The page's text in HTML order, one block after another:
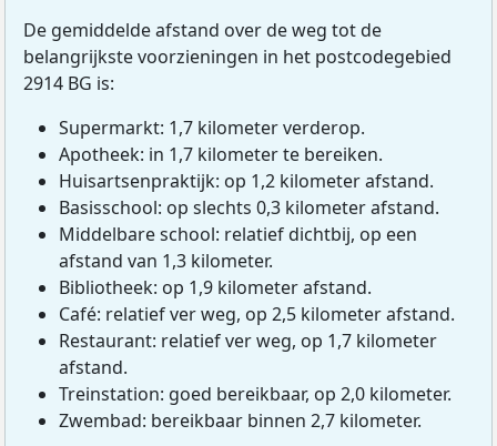
De gemiddelde afstand over de weg tot de
belangrijkste voorzieningen in het postcodegebied
2914 BG is:
Supermarkt: 1,7 kilometer verderop.
Apotheek: in 1,7 kilometer te bereiken.
Huisartsenpraktijk: op 1,2 kilometer afstand.
Basisschool: op slechts 0,3 kilometer afstand.
Middelbare school: relatief dichtbij, op een
afstand van 1,3 kilometer.
Bibliotheek: op 1,9 kilometer afstand.
Café: relatief ver weg, op 2,5 kilometer afstand.
Restaurant: relatief ver weg, op 1,7 kilometer
afstand.
Treinstation: goed bereikbaar, op 2,0 kilometer.
Zwembad: bereikbaar binnen 2,7 kilometer.